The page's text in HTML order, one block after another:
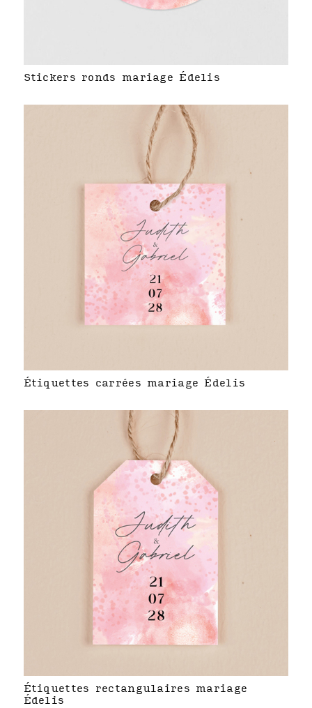
Stickers ronds mariage Édelis
Étiquettes carrées mariage Édelis
Étiquettes rectangulaires mariage
Édelis